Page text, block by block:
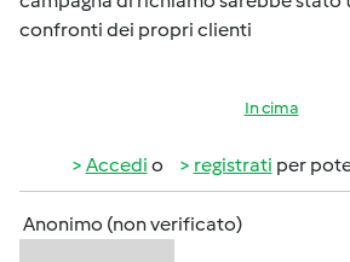
confronti dei propri clienti
In cima
Accedi o registrati per
Anonimo (non verificato)